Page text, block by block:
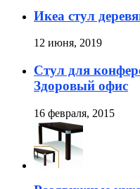
Икеа стул
12 июня, 2019
Стул для
Здоровый офис
16 февраля, 2015